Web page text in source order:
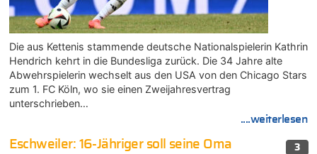
Die aus Kettenis stammende deutsche Nationalspielerin Kathrin
Hendrich kehrt in die Bundesliga zurück. Die 34 Jahre alte
Abwehrspielerin wechselt aus den USA von den Chicago Stars
zum 1. FC Köln, wo sie einen Zweijahresvertrag
unterschrieben…
....weiterlesen
3
Eschweiler: 16-Jähriger soll seine Oma